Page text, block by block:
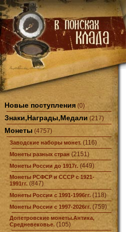
Новые поступления (0)
Знаки,Награды,Медали (217)
Монеты (4757)
Заводские наборы монет. (116)
Монеты разных стран (2151)
Монеты России до 1917г. (449)
Монеты РСФСР и СССР с 1921-
1991гг. (847)
Монеты России с 1991-1996гг. (118)
Монеты России с 1997-2026гг. (759)
Допетровские монеты.Антика,
Средневековье. (105)